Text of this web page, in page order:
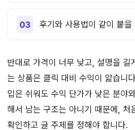
후기와 사용법이 같이 붙을
반대로 가격이 너무 낮고, 설명을 길
는 상품은 클릭 대비 수익이 얇습니
입은 쉬워도 수익 단가가 낮은 분야
해서 남는 구조는 아니기 때문에, 처
확인하고 글 주제를 정해야 합니다.